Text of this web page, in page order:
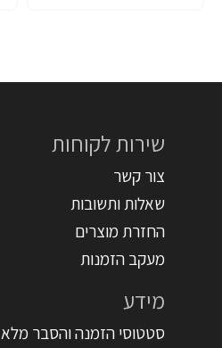
שירות לקוחות
צור קשר
שאלות ותשובות
החזרת מוצרים
מעקב הזמנות
מידע
סטטוסי הזמנה והסבר מלא